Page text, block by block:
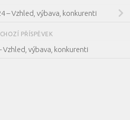
– Vzhled, výbava, konkurenti
PŘÍSPĚVEK
Vzhled, výbava, konkurenti